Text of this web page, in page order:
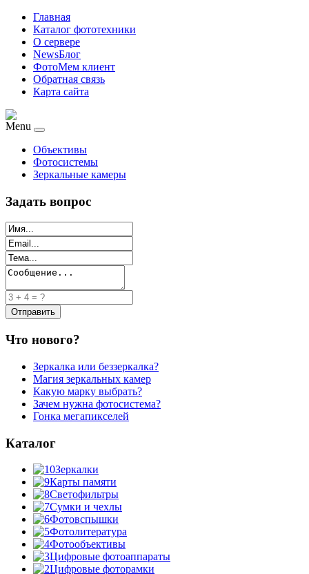
Главная
Каталог фототехники
О сервере
NewsБлог
ФотоМем клиент
Обратная связь
Карта сайта
Menu
Объективы
Фотосистемы
Зеркальные камеры
Задать вопрос
Что нового?
Зеркалка или беззеркалка?
Магия зеркальных камер
Какую марку выбрать?
Зачем нужна фотосистема?
Гонка мегапикселей
Каталог
Зеркалки
Карты памяти
Светофильтры
Сумки и чехлы
Фотовспышки
Фотолитература
Фотообъективы
Цифровые фотоаппараты
Цифровые фоторамки